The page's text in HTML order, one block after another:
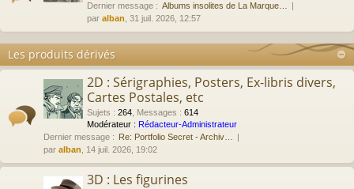
Dernier message : Albums insolites de La Marque…
par alban , 31 juil. 2026, 12:57
Les produits dérivés
2D : Sérigraphies, Posters, Ex-libris divers,
Cartes Postales, etc
Sujets : 264 Messages : 614
Modérateur : Rédacteur-Administrateur
Dernier message : Re: Portfolio Secret - Archiv…
par alban , 14 juil. 2026, 19:02
3D : Les figurines